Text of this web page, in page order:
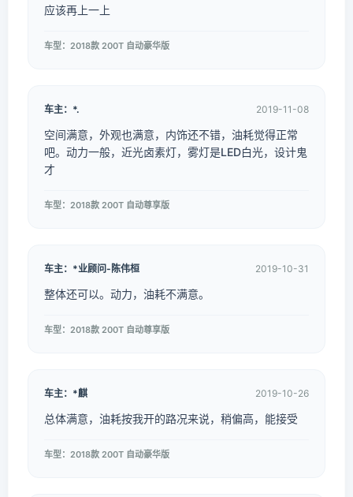
应该再上一上
车型：2018款 200T 自动豪华版
车主：*. 2019-11-08
空间满意，外观也满意，内饰还不错，油耗觉得正常
吧。动力一般，近光卤素灯，雾灯是LED白光，设计鬼
才
车型：2018款 200T 自动尊享版
车主：*业顾问-陈伟桓 2019-10-31
整体还可以。动力，油耗不满意。
车型：2018款 200T 自动尊享版
车主：*麒 2019-10-26
总体满意，油耗按我开的路况来说，稍偏高，能接受
车型：2018款 200T 自动豪华版